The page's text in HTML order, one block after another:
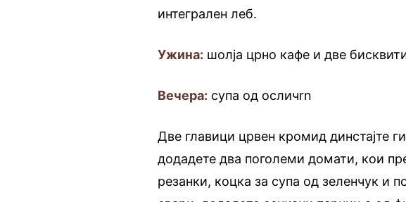
интегрален леб.
Ужина: шолја црно кафе и две
Вечера: супа од осличrn
Две главици црвен кромид динстајте
додадете два поголеми домати, кои
резанки, коцка за супа од зеленчук и